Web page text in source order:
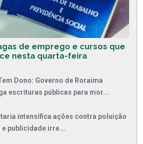
de emprego e cursos que
nesta quarta-feira
Dono: Governo de Roraima
escrituras públicas para mor...
intensifica ações contra poluição
e publicidade irre...